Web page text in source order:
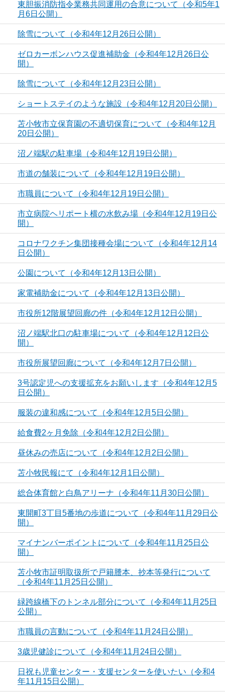
東胆振消防指令業務共同運用の合意について（令和5年1
月6日公開）
除雪について（令和4年12月26日公開）
ゼロカーボンハウス促進補助金（令和4年12月26日公
開）
除雪について（令和4年12月23日公開）
ショートステイのような施設（令和4年12月20日公開）
苫小牧市立保育園の不適切保育について（令和4年12月
20日公開）
沼ノ端駅の駐車場（令和4年12月19日公開）
市道の舗装について（令和4年12月19日公開）
市職員について（令和4年12月19日公開）
市立病院ヘリポート横の水飲み場（令和4年12月19日公
開）
コロナワクチン集団接種会場について（令和4年12月14
日公開）
公園について（令和4年12月13日公開）
家電補助金について（令和4年12月13日公開）
市役所12階展望回廊の件（令和4年12月12日公開）
沼ノ端駅北口の駐車場について（令和4年12月12日公
開）
市役所展望回廊について（令和4年12月7日公開）
3号認定児への支援拡充をお願いします（令和4年12月5
日公開）
服装の違和感について（令和4年12月5日公開）
給食費2ヶ月免除（令和4年12月2日公開）
昼休みの売店について（令和4年12月2日公開）
苫小牧民報にて（令和4年12月1日公開）
総合体育館と白鳥アリーナ（令和4年11月30日公開）
東開町3丁目5番地の歩道について（令和4年11月29日公
開）
マイナンバーポイントについて（令和4年11月25日公
開）
苫小牧市証明取扱所で戸籍謄本、抄本等発行について
（令和4年11月25日公開）
緑跨線橋下のトンネル部分について（令和4年11月25日
公開）
市職員の言動について（令和4年11月24日公開）
3歳児健診について（令和4年11月24日公開）
日祝も児童センター・支援センターを使いたい（令和4
年11月15日公開）